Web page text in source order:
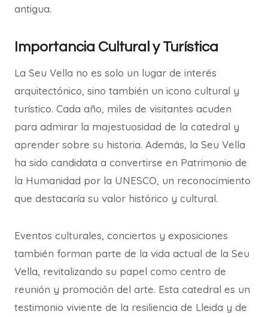
antigua.
Importancia Cultural y Turística
La Seu Vella no es solo un lugar de interés
arquitectónico, sino también un icono cultural y
turístico. Cada año, miles de visitantes acuden
para admirar la majestuosidad de la catedral y
aprender sobre su historia. Además, la Seu Vella
ha sido candidata a convertirse en Patrimonio de
la Humanidad por la UNESCO, un reconocimiento
que destacaría su valor histórico y cultural.
Eventos culturales, conciertos y exposiciones
también forman parte de la vida actual de la Seu
Vella, revitalizando su papel como centro de
reunión y promoción del arte. Esta catedral es un
testimonio viviente de la resiliencia de Lleida y de